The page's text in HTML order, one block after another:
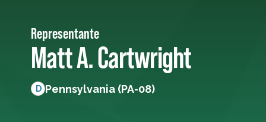
Representante
Matt A. Cartwright
D Pennsylvania (PA-08)